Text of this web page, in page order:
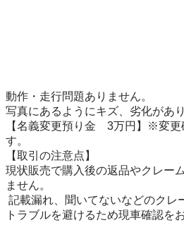
動作・走行問題ありません。
写真にあるようにキズ、劣化があり
【名義変更預り金　3万円】※変
す。
【取引の注意点】
現状販売で購入後の返品やクレー
ません。
トラブルを避けるため現車確認を